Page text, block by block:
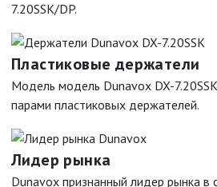
7.20SSK/DP.
Пластиковые держатели
Модель модель Dunavox DX-
парами пластиковых держателей.
Лидер рынка
Dunavox признанный лидер рынка в